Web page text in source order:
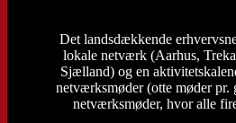
Det landsdækkende
lokale netværk (Aarhus,
Sjælland) og en
netværksmøder (otte møder
netværksmøder, hvor alle